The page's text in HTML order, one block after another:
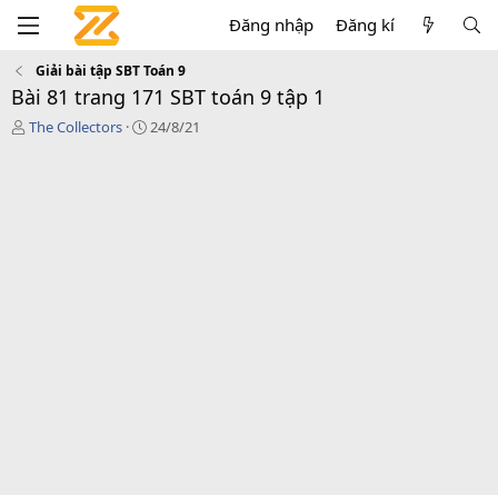
Đăng nhập Đăng kí
Giải bài tập SBT Toán 9
Bài 81 trang 171 SBT toán 9 tập 1
T
The Collectors
C
24/8/21